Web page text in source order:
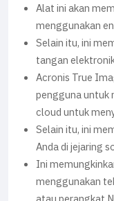
Alat ini akan
menggunakan
Selain itu, ini
tangan
Acronis True
pengguna untuk
cloud untuk
Selain itu, ini
Anda di jejaring
Ini
menggunakan